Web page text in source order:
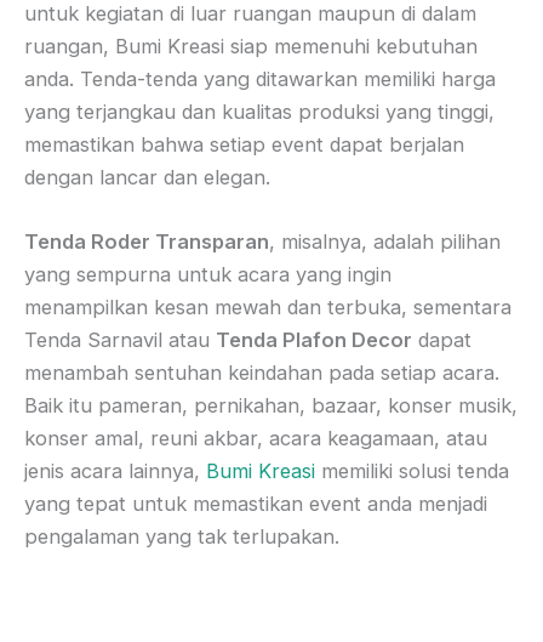
untuk kegiatan di luar ruangan maupun di dalam
ruangan, Bumi Kreasi siap memenuhi kebutuhan
anda. Tenda-tenda yang ditawarkan memiliki harga
yang terjangkau dan kualitas produksi yang tinggi,
memastikan bahwa setiap event dapat berjalan
dengan lancar dan elegan.
Tenda Roder Transparan, misalnya, adalah pilihan
yang sempurna untuk acara yang ingin
menampilkan kesan mewah dan terbuka, sementara
Tenda Sarnavil atau Tenda Plafon Decor dapat
menambah sentuhan keindahan pada setiap acara.
Baik itu pameran, pernikahan, bazaar, konser musik,
konser amal, reuni akbar, acara keagamaan, atau
jenis acara lainnya, Bumi Kreasi memiliki solusi tenda
yang tepat untuk memastikan event anda menjadi
pengalaman yang tak terlupakan.